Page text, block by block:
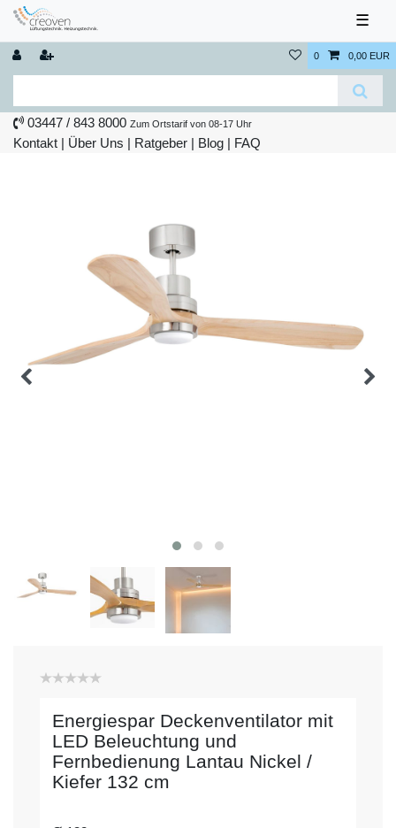
☰
0 0,00 EUR
03447 / 843 8000 Zum Ortstarif von 08-17 Uhr
Kontakt | Über Uns | Ratgeber | Blog | FAQ
Energiespar Deckenventilator mit
LED Beleuchtung und
Fernbedienung Lantau Nickel /
Kiefer 132 cm